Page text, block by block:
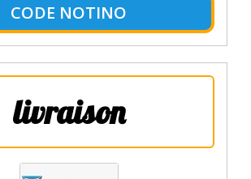
CODE NOTINO
livraison